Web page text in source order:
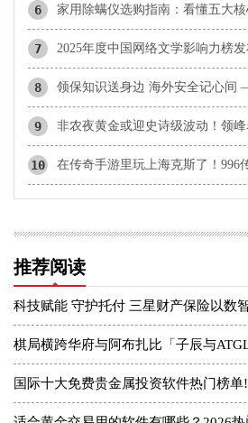
6
7
8
9
10
推荐阅读
国际十大免费贵金属投资软件热门榜单!